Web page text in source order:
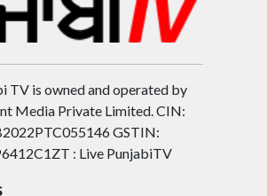
TV is owned and operated by
Media Private Limited. CIN:
GSTIN:
: Live PunjabiTV